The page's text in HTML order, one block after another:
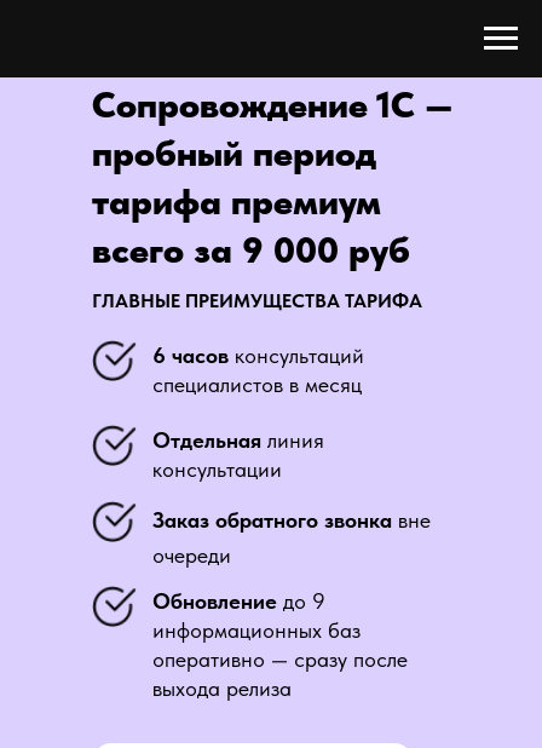
Сопровождение 1С —
пробный период
тарифа премиум
всего за 9 000 руб
ГЛАВНЫЕ ПРЕИМУЩЕСТВА ТАРИФА
Обновление до 9
информационных баз
оперативно — сразу после
выхода релиза
6 часов консультаций
специалистов в месяц
Заказ обратного звонка вне
очереди
Отдельная линия
консультации